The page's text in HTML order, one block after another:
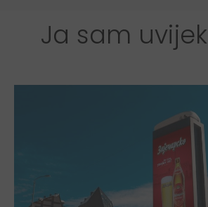
Ja sam uvijek